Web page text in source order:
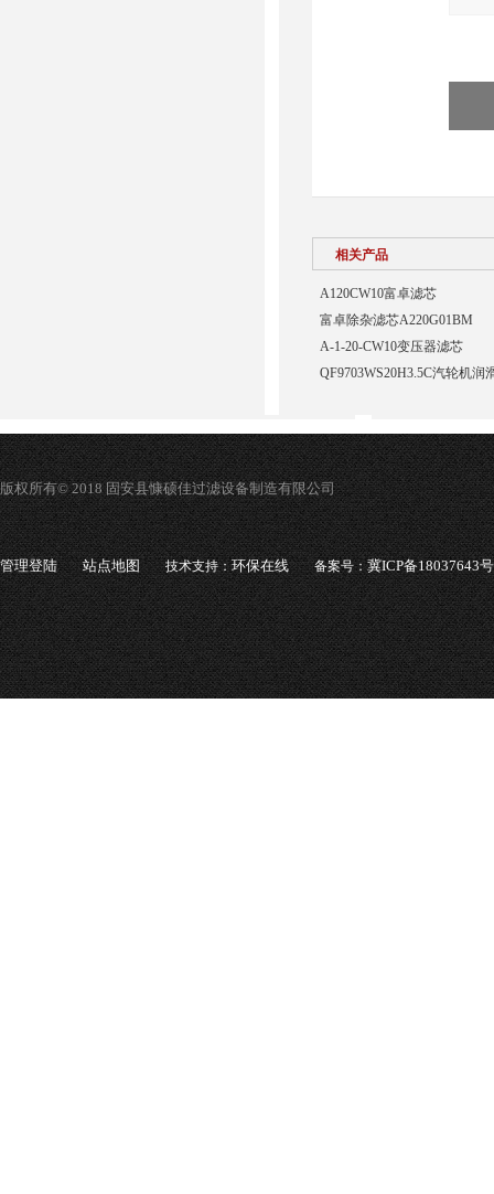
相关产品
A120CW10富卓滤芯
富卓除杂滤芯A220G01BM
A-1-20-CW10变压器滤芯
QF9703WS20H3.5C汽轮机润
版权所有© 2018 固安县慷硕佳过滤设备制造有限公司
管理登陆 站点地图 技术支持：环保在线 备案号：冀ICP备18037643